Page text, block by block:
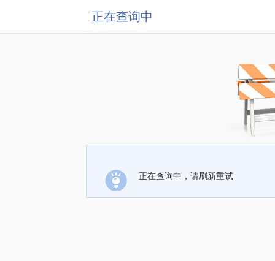
正在查询中
正在查询中，请刷新重试